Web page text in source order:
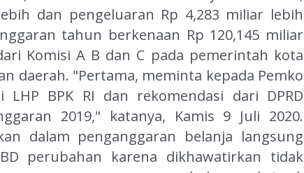
dan pengeluaran Rp 4,283 miliar lebih
tahun berkenaan Rp 120,145 miliar
Komisi A B dan C pada pemerintah kota
daerah. "Pertama, meminta kepada Pemko
BPK RI dan rekomendasi dari DPRD
2019," katanya, Kamis 9 Juli 2020.
dalam penganggaran belanja langsung
perubahan karena dikhawatirkan tidak